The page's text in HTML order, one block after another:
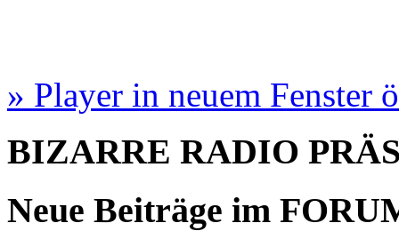
» Player in neuem Fenster
BIZARRE RADIO
Neue Beiträge im